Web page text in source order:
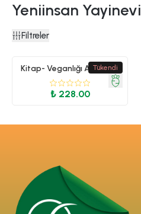
Yeniinsan Yayinevi
Filtreler
Tükendi
Kitap- Veganlığı Anlamak
₺ 228.00